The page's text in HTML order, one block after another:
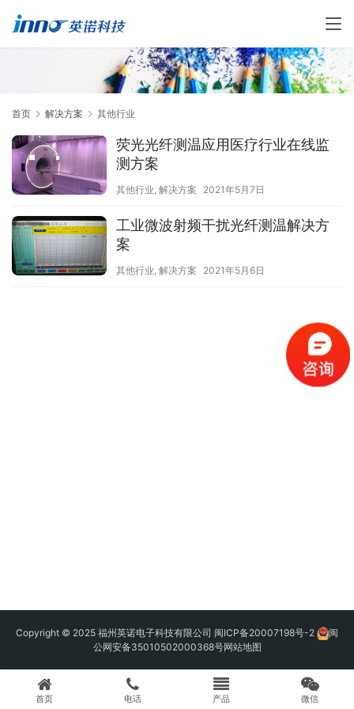
首页 解决方案 其他行业
荧光光纤测温应用医疗行业在线监
测方案
其他行业 解决方案 2021年5月7日
工业微波射频干扰光纤测温解决方
案
其他行业 解决方案 2021年5月6日
Copyright © 2025 福州英诺电子科技有限公司 闽ICP备20007198号-2
闽
公网安备35010502000368号网站地图
首页 电话 产品 微信